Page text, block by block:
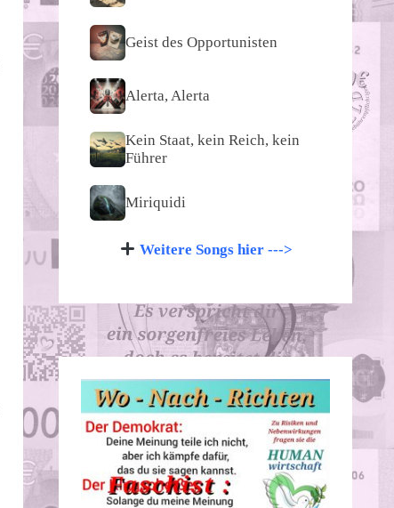
Geist des Opportunisten
Alerta, Alerta
Kein Staat, kein Reich, kein
Führer
Miriquidi
Weitere Songs hier --->